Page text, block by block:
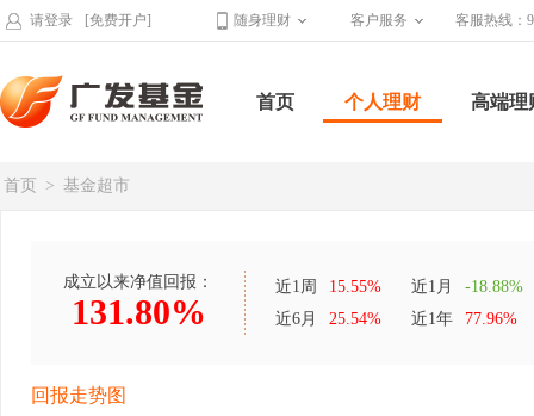
请登录 [免费开户] 随身理财 客户服务 客服热线：
首页 个人理财 高端理
首页 > 基金超市
成立以来净值回报：
131.80%
近1周 15.55% 近1月
-18.88%
近6月
25.54% 近1年 77.96%
回报走势图